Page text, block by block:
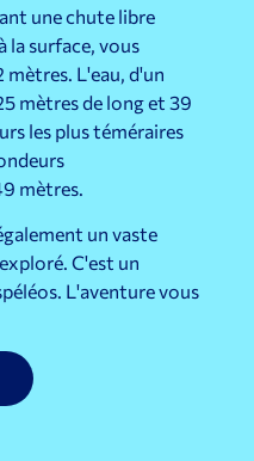
une chute libre
la surface, vous
mètres. L'eau, d'un
mètres de long et 39
les plus téméraires
mètres.
un vaste
C'est un
L'aventure vous